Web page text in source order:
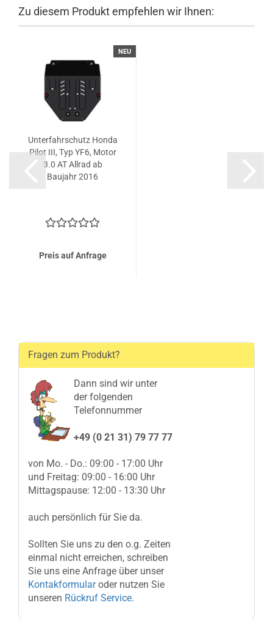
Zu diesem Produkt empfehlen wir Ihnen:
NEU
Unterfahrschutz Honda
Pilot III, Typ YF6, Motor
3.0 AT Allrad ab
Baujahr 2016
Preis auf Anfrage
Fragen zum Produkt?
Dann sind wir unter
der folgenden
Telefonnummer
+49 (0 21 31) 79 77 77
von Mo. - Do.: 09:00 - 17:00 Uhr
und Freitag: 09:00 - 16:00 Uhr
Mittagspause: 12:00 - 13:30 Uhr
auch persönlich für Sie da.
Sollten Sie uns zu den o.g. Zeiten
einmal nicht erreichen, schreiben
Sie uns eine Anfrage über unser
Kontakformularoder nutzen Sie
unseren Rückruf Service.